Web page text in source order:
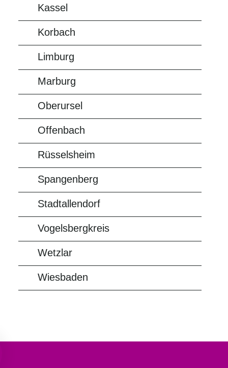
Kassel
Korbach
Limburg
Marburg
Oberursel
Offenbach
Rüsselsheim
Spangenberg
Stadtallendorf
Vogelsbergkreis
Wetzlar
Wiesbaden